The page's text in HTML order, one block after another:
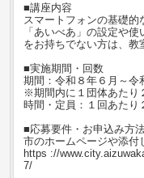
■講座内容
スマートフォンの基礎的
「あいべあ」の設定や
をお持ちでない方は、教
■実施期間・回数
期間：令和８年６月～令
※期間内に１団体あたり
時間・定員：１回あたり
■応募要件・お申込み方法
市のホームページや添付
https ://
7/